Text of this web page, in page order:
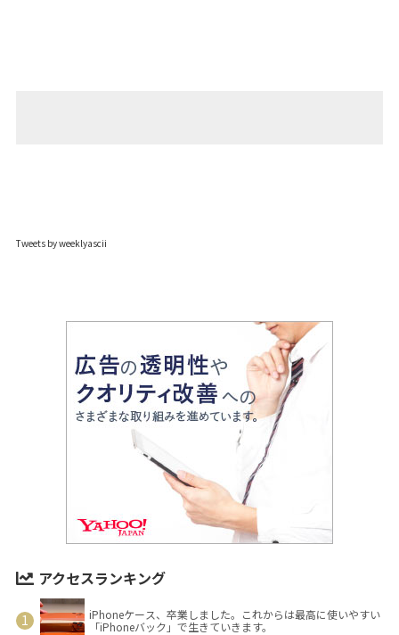
Tweets by weeklyascii
アクセスランキング
iPhoneケース、卒業しました。これからは最高に使いやすい
「iPhoneバック」で生きていきます。